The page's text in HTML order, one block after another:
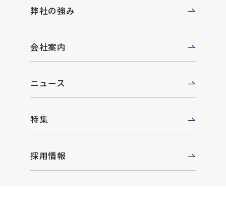
弊社の強み
会社案内
ニュース
特集
採用情報